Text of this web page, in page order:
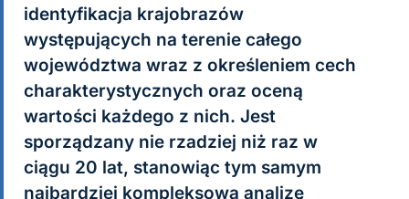
identyfikacja krajobrazów
występujących na terenie całego
województwa wraz z określeniem cech
charakterystycznych oraz oceną
wartości każdego z nich. Jest
sporządzany nie rzadziej niż raz w
ciągu 20 lat, stanowiąc tym samym
najbardziej kompleksową analizę